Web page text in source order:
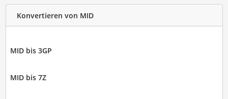
Konvertieren von MID
MID bis 3GP
MID bis 7Z